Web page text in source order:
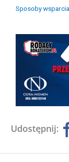
Sposoby
Udostępnij: